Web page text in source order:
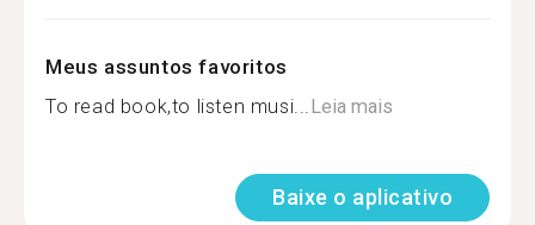
Meus assuntos favoritos
To read book,to listen musi... Leia mais
Baixe o aplicativo